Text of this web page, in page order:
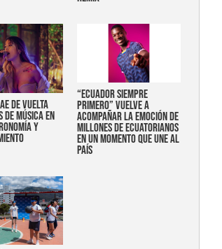
de vuelta
de música en
y
“Ecuador siempre
primero” vuelve a
acompañar la emoción de
millones de ecuatorianos
en un momento que une al
país